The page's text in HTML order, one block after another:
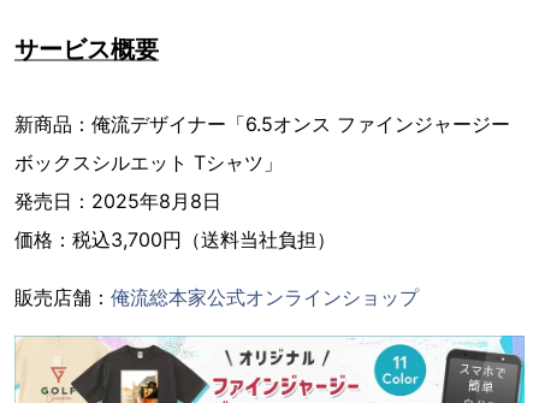
サービス概要
新商品：俺流デザイナー「6.5オンス ファインジャージー
ボックスシルエット Tシャツ」
発売日：2025年8月8日
価格：税込3,700円（送料当社負担）
販売店舗： 俺流総本家公式オンラインショップ